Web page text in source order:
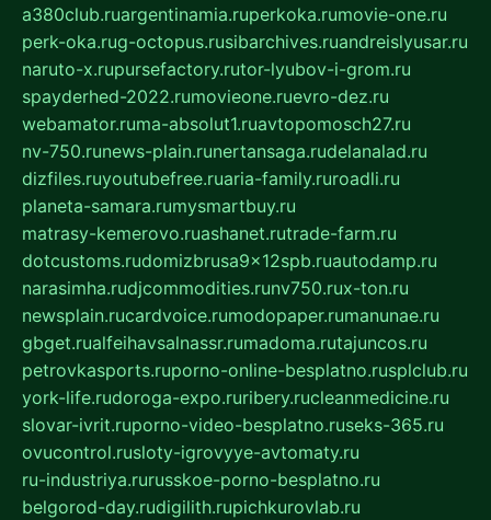
a380club.ruargentinamia.ruperkoka.rumovie-one.ru
perk-oka.rug-octopus.rusibarchives.ruandreislyusar.ru
naruto-x.rupursefactory.rutor-lyubov-i-grom.ru
spayderhed-2022.rumovieone.ruevro-dez.ru
webamator.ruma-absolut1.ruavtopomosch27.ru
nv-750.runews-plain.runertansaga.rudelanalad.ru
dizfiles.ruyoutubefree.ruaria-family.ruroadli.ru
planeta-samara.rumysmartbuy.ru
matrasy-kemerovo.ruashanet.rutrade-farm.ru
dotcustoms.rudomizbrusa9x12spb.ruautodamp.ru
narasimha.rudjcommodities.runv750.rux-ton.ru
newsplain.rucardvoice.rumodopaper.rumanunae.ru
gbget.rualfeihavsalnassr.rumadoma.rutajuncos.ru
petrovkasports.ruporno-online-besplatno.rusplclub.ru
york-life.rudoroga-expo.ruribery.rucleanmedicine.ru
slovar-ivrit.ruporno-video-besplatno.ruseks-365.ru
ovucontrol.rusloty-igrovyye-avtomaty.ru
ru-industriya.rurusskoe-porno-besplatno.ru
belgorod-day.rudigilith.rupichkurovlab.ru